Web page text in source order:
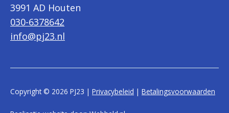
3991 AD Houten
030-6378642
info@pj23.nl
Copyright © 2026 PJ23 | Privacybeleid | Betalingsvoorwaarden